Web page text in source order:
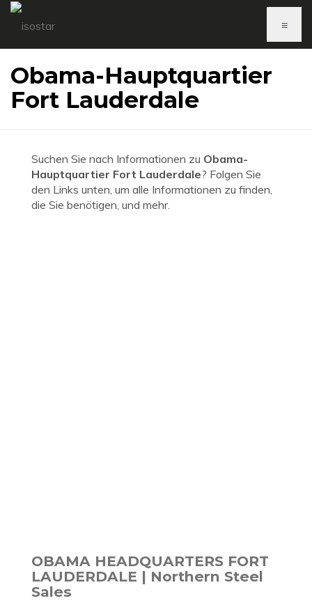
≡
Obama-Hauptquartier
Fort Lauderdale
Suchen Sie nach Informationen zu Obama-
Hauptquartier Fort Lauderdale? Folgen Sie
den Links unten, um alle Informationen zu finden,
die Sie benötigen, und mehr.
OBAMA HEADQUARTERS FORT
LAUDERDALE | Northern Steel
Sales